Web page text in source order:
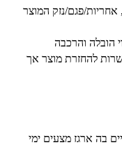
פגם/נזק המוצר
הובלה והרכבה
להחזרת מוצר אך
בה ארגז מצעים ימי